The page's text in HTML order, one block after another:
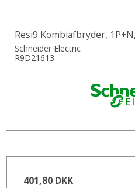
Resi9 Kombiafbryder,
Schneider Electric
R9D21613
401,80 DKK